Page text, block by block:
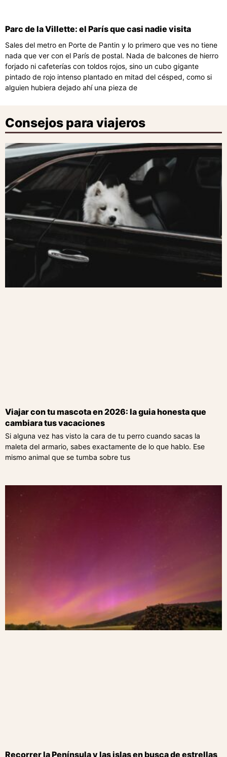
Parc de la Villette: el París que casi nadie visita
Sales del metro en Porte de Pantin y lo primero que ves no tiene
nada que ver con el París de postal. Nada de balcones de hierro
forjado ni cafeterías con toldos rojos, sino un cubo gigante
pintado de rojo intenso plantado en mitad del césped, como si
alguien hubiera dejado ahí una pieza de
Consejos para viajeros
Viajar con tu mascota en 2026: la guia honesta que
cambiara tus vacaciones
Si alguna vez has visto la cara de tu perro cuando sacas la
maleta del armario, sabes exactamente de lo que hablo. Ese
mismo animal que se tumba sobre tus
Recorrer la Península y las islas en busca de estrellas